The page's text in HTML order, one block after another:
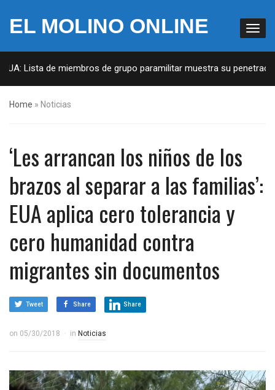
EL MOLINO ONLINE
Lista de miembros de grupo paramilitar muestra su penetración
Home » Noticias
‘Les arrancan los niños de los
brazos al separar a las familias’:
EUA aplica cero tolerancia y
cero humanidad contra
migrantes sin documentos
Tweet Share Share
on 05/30/2018 in Noticias